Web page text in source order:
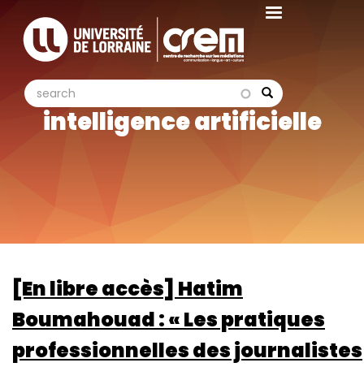
contenu
Search
search search
intelligence artificielle
[En libre accès] Hatim
Boumahouad : « Les pratiques
professionnelles des journalistes